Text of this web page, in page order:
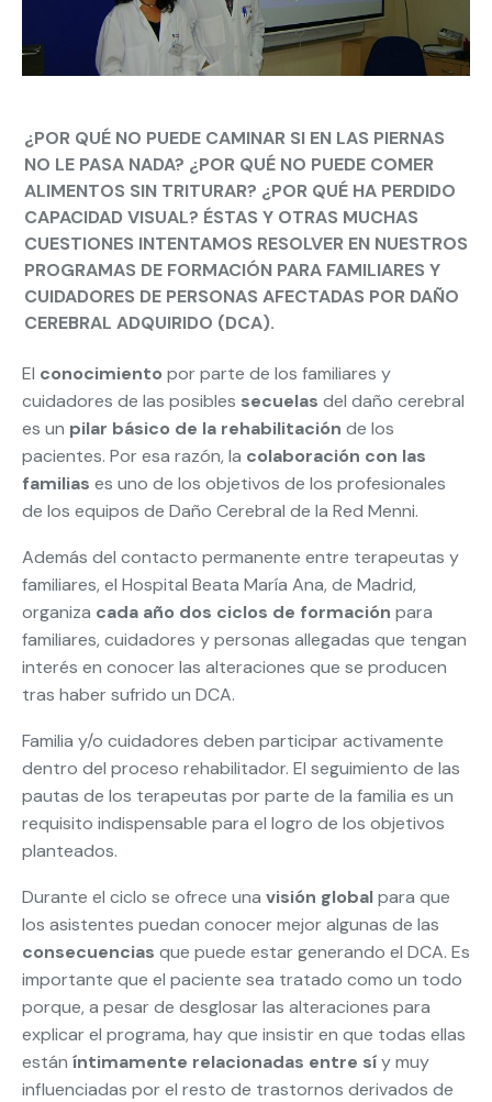
¿POR QUÉ NO PUEDE CAMINAR SI EN LAS PIERNAS
NO LE PASA NADA? ¿POR QUÉ NO PUEDE COMER
ALIMENTOS SIN TRITURAR? ¿POR QUÉ HA PERDIDO
CAPACIDAD VISUAL? ÉSTAS Y OTRAS MUCHAS
CUESTIONES INTENTAMOS RESOLVER EN NUESTROS
PROGRAMAS DE FORMACIÓN PARA FAMILIARES Y
CUIDADORES DE PERSONAS AFECTADAS POR DAÑO
CEREBRAL ADQUIRIDO (DCA).
El conocimiento por parte de los familiares y
cuidadores de las posibles secuelas del daño cerebral
es un pilar básico de la rehabilitación de los
pacientes. Por esa razón, la colaboración con las
familias es uno de los objetivos de los profesionales
de los equipos de Daño Cerebral de la Red Menni.
Además del contacto permanente entre terapeutas y
familiares, el Hospital Beata María Ana, de Madrid,
organiza cada año dos ciclos de formación para
familiares, cuidadores y personas allegadas que tengan
interés en conocer las alteraciones que se producen
tras haber sufrido un DCA.
Familia y/o cuidadores deben participar activamente
dentro del proceso rehabilitador. El seguimiento de las
pautas de los terapeutas por parte de la familia es un
requisito indispensable para el logro de los objetivos
planteados.
Durante el ciclo se ofrece una visión globalpara que
los asistentes puedan conocer mejor algunas de las
consecuencias que puede estar generando el DCA. Es
importante que el paciente sea tratado como un todo
porque, a pesar de desglosar las alteraciones para
explicar el programa, hay que insistir en que todas ellas
están íntimamente relacionadas entre síy muy
influenciadas por el resto de trastornos derivados de